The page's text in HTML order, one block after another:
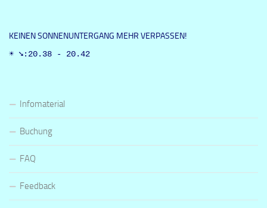
KEINEN SONNENUNTERGANG MEHR VERPASSEN!
☀ ➘:20.38 - 20.42
Infomaterial
Buchung
FAQ
Feedback